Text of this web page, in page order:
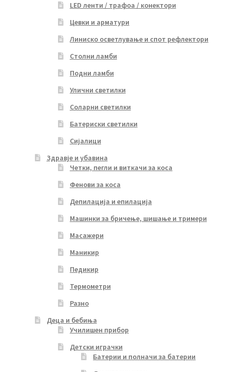
LED ленти / трафоа / конектори
Цевки и арматури
Линиско осветлување и спот рефлектори
Столни ламби
Подни ламби
Улични светилки
Соларни светилки
Батериски светилки
Сијалици
Здравје и убавина
Четки, пегли и виткачи за коса
Фенови за коса
Депилација и епилација
Машинки за бричење, шишање и тримери
Масажери
Маникир
Педикир
Термометри
Разно
Деца и бебиња
Училишен прибор
Детски играчки
Батерии и полначи за батерии